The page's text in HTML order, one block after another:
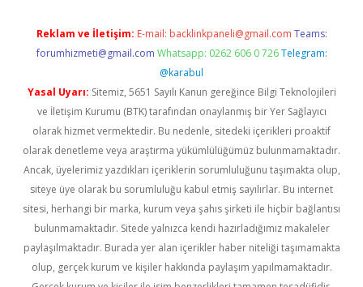
Reklam ve İletişim: E-mail: backlinkpaneli@gmail.com Teams:
forumhizmeti@gmail.com Whatsapp: 0262 606 0 726 Telegram:
@karabul
Yasal Uyarı: Sitemiz, 5651 Sayılı Kanun gereğince Bilgi Teknolojileri
ve İletişim Kurumu (BTK) tarafından onaylanmış bir Yer Sağlayıcı
olarak hizmet vermektedir. Bu nedenle, sitedeki içerikleri proaktif
olarak denetleme veya araştırma yükümlülüğümüz bulunmamaktadır.
Ancak, üyelerimiz yazdıkları içeriklerin sorumluluğunu taşımakta olup,
siteye üye olarak bu sorumluluğu kabul etmiş sayılırlar. Bu internet
sitesi, herhangi bir marka, kurum veya şahıs şirketi ile hiçbir bağlantısı
bulunmamaktadır. Sitede yalnızca kendi hazırladığımız makaleler
paylaşılmaktadır. Burada yer alan içerikler haber niteliği taşımamakta
olup, gerçek kurum ve kişiler hakkında paylaşım yapılmamaktadır.